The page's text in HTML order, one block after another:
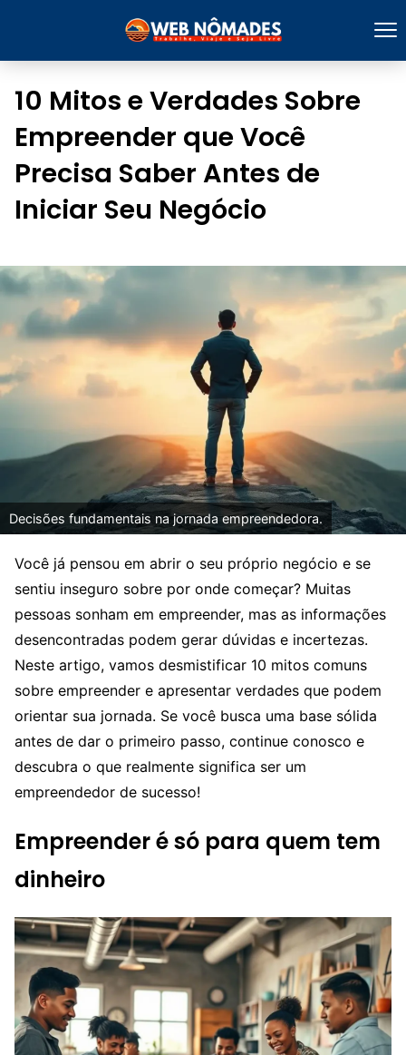
10 Mitos e Verdades Sobre
Empreender que Você
Precisa Saber Antes de
Iniciar Seu Negócio
Decisões fundamentais na jornada empreendedora.
Você já pensou em abrir o seu próprio negócio e se
sentiu inseguro sobre por onde começar? Muitas
pessoas sonham em empreender, mas as informações
desencontradas podem gerar dúvidas e incertezas.
Neste artigo, vamos desmistificar 10 mitos comuns
sobre empreender e apresentar verdades que podem
orientar sua jornada. Se você busca uma base sólida
antes de dar o primeiro passo, continue conosco e
descubra o que realmente significa ser um
empreendedor de sucesso!
Empreender é só para quem tem
dinheiro